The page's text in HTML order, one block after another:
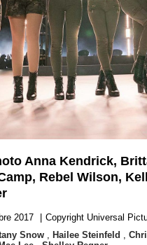
Anna Kendrick,
Rebel Wilson,
2017
Copyright Universal
Snow , Hailee Steinfeld ,